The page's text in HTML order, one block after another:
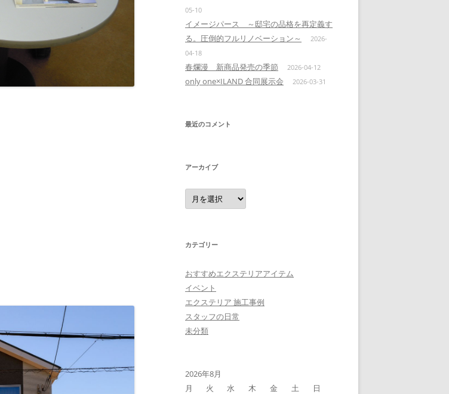
05-10
イメージパース ～邸宅の品格を再定義す
る。圧倒的フルリノベーション～
2026-
04-18
春爛漫 新商品発売の季節 2026-04-12
only one×ILAND 合同展示会 2026-03-31
最近のコメント
アーカイブ
ア
ー
カ
カテゴリー
おすすめエクステリアアイテム
イベント
エクステリア 施工事例
スタッフの日常
未分類
2026年8月
月
火 水 木 金 土
日